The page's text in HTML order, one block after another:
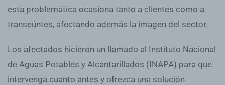
esta problemática ocasiona tanto a clientes como a
transeúntes, afectando además la imagen del sector.
Los afectados hicieron un llamado al Instituto Nacional
de Aguas Potables y Alcantarillados (INAPA) para que
intervenga cuanto antes y ofrezca una solución